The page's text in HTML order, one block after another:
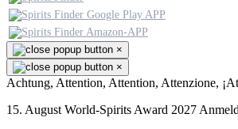
×
×
Achtung, Attention, Attention, Attenzione,
15. August World-Spirits Award 2027